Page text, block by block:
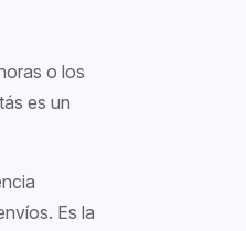
o los
es un
Es la